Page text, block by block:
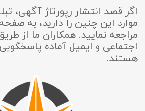
اگر قصد انتشار رپورتاژ آگهی،
موارد این چنین را دارید، به
مراجعه نمایید. همکاران ما از
اجتماعی و ایمیل آماده
هستند.